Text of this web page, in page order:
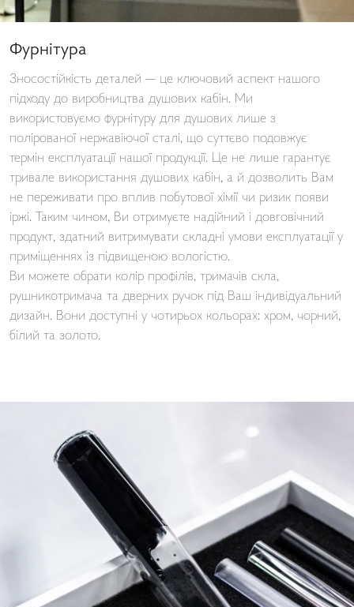
Фурнітура
Зносостійкість деталей — це ключовий аспект нашого
підходу до виробництва душових кабін. Ми
використовуємо фурнітуру для душових лише з
полірованої нержавіючої сталі, що суттєво подовжує
термін експлуатації нашої продукції. Це не лише гарантує
тривале використання душових кабін, а й дозволить Вам
не переживати про вплив побутової хімії чи ризик появи
іржі. Таким чином, Ви отримуєте надійний і довговічний
продукт, здатний витримувати складні умови експлуатації у
приміщеннях із підвищеною вологістю.
Ви можете обрати колір профілів, тримачів скла,
рушникотримача та дверних ручок під Ваш індивідуальний
дизайн. Вони доступні у чотирьох кольорах: хром, чорний,
білий та золото.